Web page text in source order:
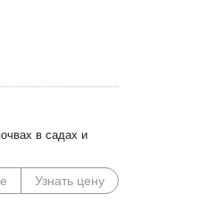
в садах и
Узнать цену